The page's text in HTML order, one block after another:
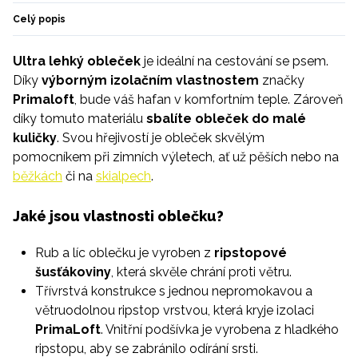
Celý popis
Ultra lehký obleček je ideální na cestování se psem.
Díky výborným izolačním vlastnostem značky
Primaloft, bude váš hafan v komfortním teple. Zároveň
díky tomuto materiálu sbalíte obleček do malé
kuličky. Svou hřejivostí je obleček skvělým
pomocníkem při zimních výletech, ať už pěších nebo na
běžkách či na skialpech.
Jaké jsou vlastnosti oblečku?
Rub a líc oblečku je vyroben z ripstopové
šusťákoviny, která skvěle chrání proti větru.
Třívrstvá konstrukce s jednou nepromokavou a
větruodolnou ripstop vrstvou, která kryje izolaci
PrimaLoft. Vnitřní podšívka je vyrobena z hladkého
ripstopu, aby se zabránilo odírání srsti.